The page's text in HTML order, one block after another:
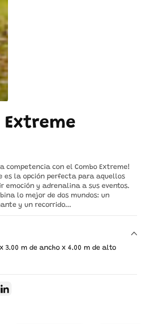
Extreme
competencia con el Combo Extreme!
es la opción perfecta para aquellos
emoción y adrenalina a sus eventos.
lo mejor de dos mundos: un
y un recorrido...
3.00 m de ancho x 4.00 m de alto